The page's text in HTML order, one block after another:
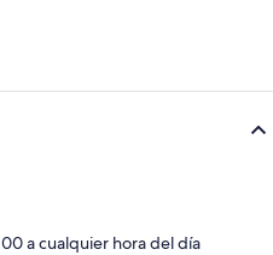
a cualquier hora del día